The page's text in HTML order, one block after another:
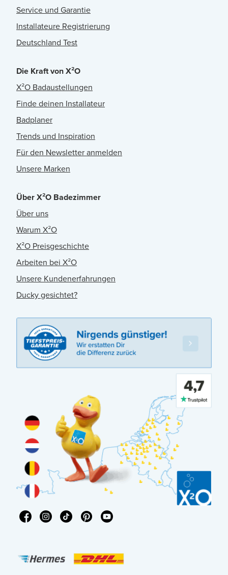
Service und Garantie
Installateure Registrierung
Deutschland Test
Die Kraft von X²O
X²O Badaustellungen
Finde deinen Installateur
Badplaner
Trends und Inspiration
Für den Newsletter anmelden
Unsere Marken
Über X²O Badezimmer
Über uns
Warum X²O
X²O Preisgeschichte
Arbeiten bei X²O
Unsere Kundenerfahrungen
Ducky gesichtet?